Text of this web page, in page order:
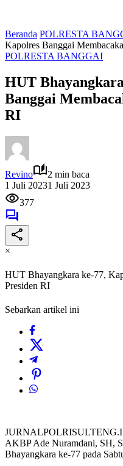
Beranda POLRESTA
Kapolres Banggai
POLRESTA BANGGAI
HUT
Banggai
RI
Revino
2 min baca
1 Juli 20231 Juli 2023
377
×
HUT Bhayangkara ke-77,
Presiden RI
Sebarkan artikel ini
AKBP Ade Nuramdani, SH,
Bhayangkara ke-77 pada